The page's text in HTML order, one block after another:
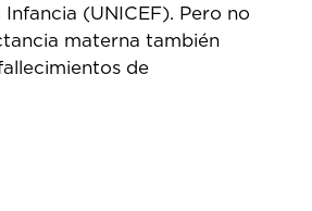
Infancia (UNICEF). Pero no
materna también
de